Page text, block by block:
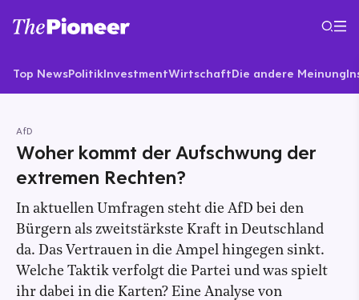
Top NewsPolitikInvestmentWirtschaftDie andere Meinung
AfD
Woher kommt der Aufschwung der
extremen Rechten?
In aktuellen Umfragen steht die AfD bei den
Bürgern als zweitstärkste Kraft in Deutschland
da. Das Vertrauen in die Ampel hingegen sinkt.
Welche Taktik verfolgt die Partei und was spielt
ihr dabei in die Karten? Eine Analyse von